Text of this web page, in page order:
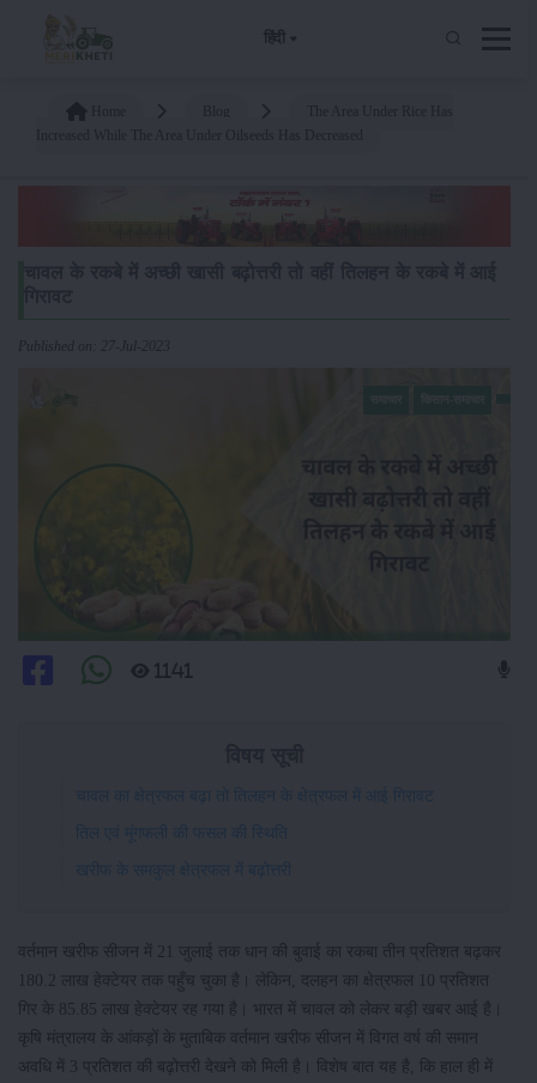
हिंदी
Published on: 27-Jul-2023
1141
चावल का क्षेत्रफल बढ़ा तो तिलहन के क्षेत्रफल में आई गिरावट
तिल एवं मूंगफली की फसल की स्थिति
खरीफ के समकुल क्षेत्रफल में बढ़ोत्तरी
वर्तमान खरीफ सीजन में 21 जुलाई तक धान की बुवाई का रकबा तीन प्रतिशत बढ़कर
180.2 लाख हेक्टेयर तक पहुँच चुका है। लेकिन, दलहन का क्षेत्रफल 10 प्रतिशत
गिर के 85.85 लाख हेक्टेयर रह गया है। भारत में चावल को लेकर बड़ी खबर आई है।
कृषि मंत्रालय के आंकड़ों के मुताबिक वर्तमान खरीफ सीजन में विगत वर्ष की समान
अवधि में 3 प्रतिशत की बढ़ोत्तरी देखने को मिली है। विशेष बात यह है, कि हाल ही में